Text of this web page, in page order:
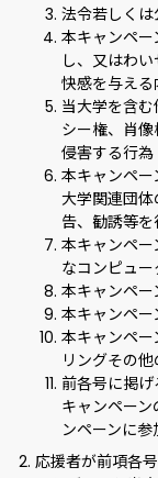
法令若しく
本キャンペ
し、又はわ
快感を与え
当大学を含
シー権、肖
侵害する行為
本キャンペー
大学関連団
告、勧誘等
本キャンペ
なコンピュ
本キャンペ
本キャンペ
本キャンペ
リングその
前各号に掲
キャンペー
ンペーンに
応援者が前項各